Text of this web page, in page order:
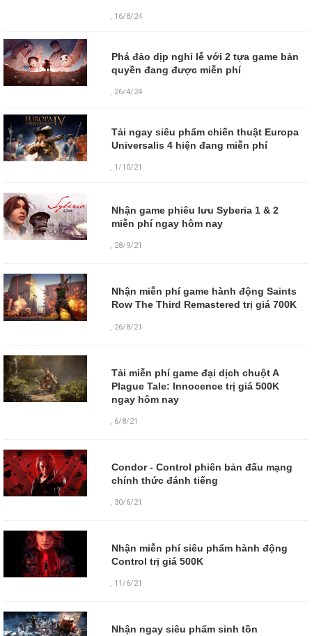
, 16/8/24
Phá đảo dịp nghỉ lễ với 2 tựa game bản
quyền đang được miễn phí
, 26/4/24
Tải ngay siêu phẩm chiến thuật Europa
Universalis 4 hiện đang miễn phí
, 1/10/21
Nhận game phiêu lưu Syberia 1 & 2
miễn phí ngay hôm nay
, 28/9/21
Nhận miễn phí game hành động Saints
Row The Third Remastered trị giá 700K
26/8/21
Tải miễn phí game đại dịch chuột A
Plague Tale: Innocence trị giá 500K
ngay hôm nay
, 6/8/21
Condor - Control phiên bản đấu mạng
chính thức đánh tiếng
, 30/6/21
Nhận miễn phí siêu phẩm hành động
Control trị giá 500K
, 11/6/21
Nhận ngay siêu phẩm sinh tồn